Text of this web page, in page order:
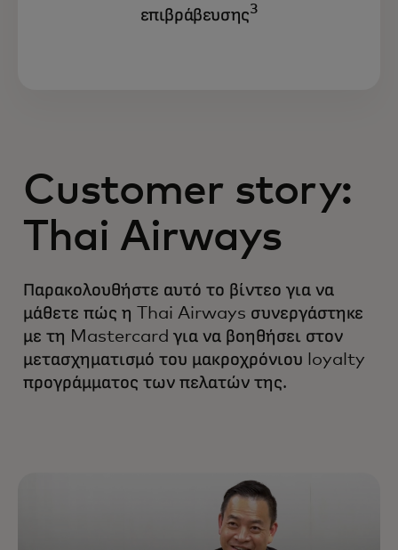
βελτιώνοντας κάθε αλληλεπίδραση
σε όλο τον κύκλο ζωής — με την
υποστήριξη κορυφαίων ειδικών,
επιβράβευσης3
Customer story:
Thai Airways
Παρακολουθήστε αυτό το βίντεο για να
μάθετε πώς η Thai Airways συνεργάστηκε
με τη Mastercard για να βοηθήσει στον
μετασχηματισμό του μακροχρόνιου loyalty
προγράμματος των πελατών της.